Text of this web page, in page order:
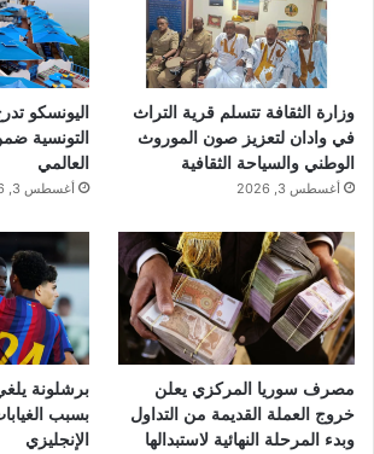
وزارة الثقافة تتسلم قرية التراث
في وادان لتعزيز صون الموروث
الوطني والسياحة الثقافية
أغسطس 3, 2026
اليونسكو
التونسية
العالمي
أغسطس 3, 2026
مصرف سوريا المركزي يعلن
خروج العملة القديمة من التداول
وبدء المرحلة النهائية لاستبدالها
برشلونة
بسبب
الإنجليزي